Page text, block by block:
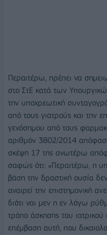
Περαιτέρω, πρέπει να
στο ΣτΕ κατά των
την υποχρεωτική
από τους γιατρούς και την
γενόσημου από τους
αριθμόν 3802/2014
σκέψη 17 της ανωτέρω
σαφώς ότι: «Περαιτέρω, η
βάση την δραστική ουσία
αναιρεί την επιστημονική
διότι ναι μεν η εν λόγω
τρόπο άσκησης του
επέμβαση αυτή, που